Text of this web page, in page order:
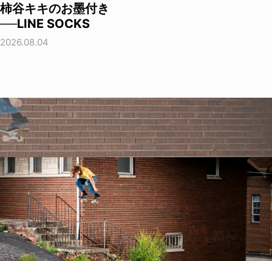
柿谷キキのお墨付き
──LINE SOCKS
2026.08.04